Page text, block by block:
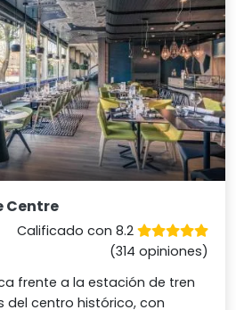
Centre
Calificado con 8.2
(314 opiniones)
frente a la estación de tren
del centro histórico, con